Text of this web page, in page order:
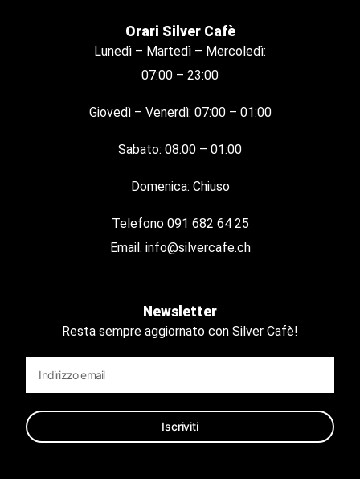
Orari Silver Cafè
Lunedì – Martedì – Mercoledì:
07:00 – 23:00
Giovedì – Venerdì: 07:00 – 01:00
Sabato: 08:00 – 01:00
Domenica: Chiuso
Telefono 091 682 64 25
Email. info@silvercafe.ch
Newsletter
Resta sempre aggiornato con Silver Cafè!
Iscriviti